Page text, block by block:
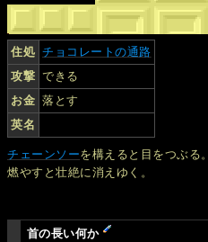
住処 チョコレートの通路
攻撃 できる
お金 落とす
英名
チェーンソーを構えると目をつぶる。
燃やすと壮絶に消えゆく。
首の長い何か